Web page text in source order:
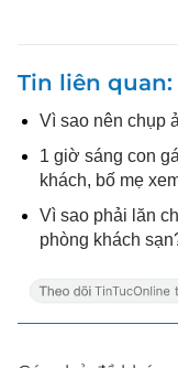
Tin liên quan
Vì sao nên chụp
1 giờ sáng con
khách, bố mẹ
Vì sao phải lăn
phòng khách